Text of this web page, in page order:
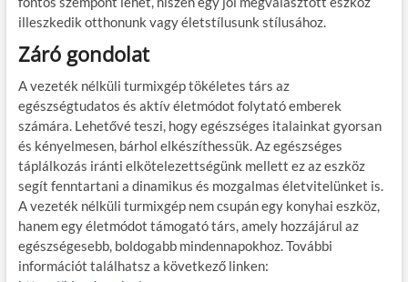
illeszkedik otthonunk vagy életstílusunk stílusához.
Záró gondolat
A vezeték nélküli turmixgép tökéletes társ az
egészségtudatos és aktív életmódot folytató emberek
számára. Lehetővé teszi, hogy egészséges italainkat gyorsan
és kényelmesen, bárhol elkészíthessük. Az egészséges
táplálkozás iránti elkötelezettségünk mellett ez az eszköz
segít fenntartani a dinamikus és mozgalmas életvitelünket is.
A vezeték nélküli turmixgép nem csupán egy konyhai eszköz,
hanem egy életmódot támogató társ, amely hozzájárul az
egészségesebb, boldogabb mindennapokhoz. További
információt találhatsz a következő linken: